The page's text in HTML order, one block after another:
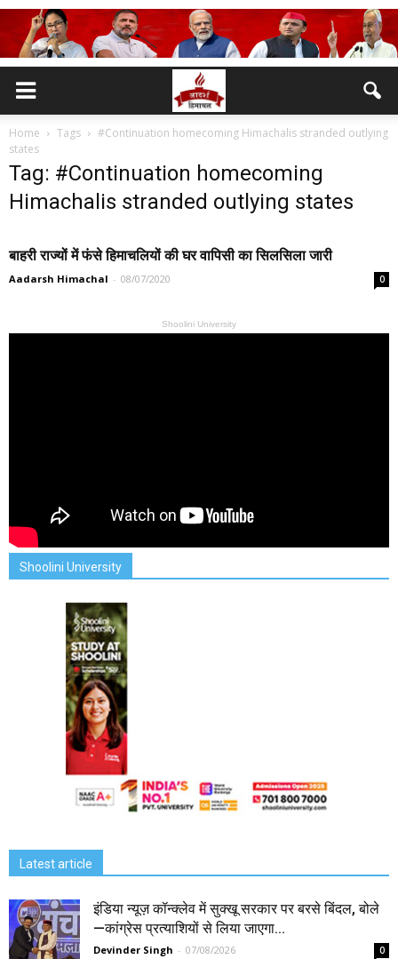
Home Tags
#Continuation homecoming Himachalis stranded outlying
states
Tag: #Continuation homecoming
Himachalis stranded outlying states
बाहरी राज्यों में फंसे हिमाचलियों की घर वापिसी का सिलसिला जारी
Aadarsh Himachal - 08/07/2020 0
Shoolini University
Shoolini University
Latest article
इंडिया न्यूज़ कॉन्क्लेव में सुक्खू सरकार पर बरसे बिंदल, बोले
—कांग्रेस प्रत्याशियों से लिया जाएगा...
Devinder Singh - 07/08/2026 0